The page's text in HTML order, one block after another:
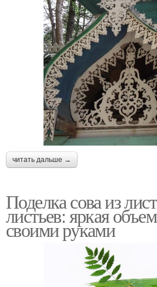
читать дальше →
Поделка сова из
листьев: яркая
своими руками